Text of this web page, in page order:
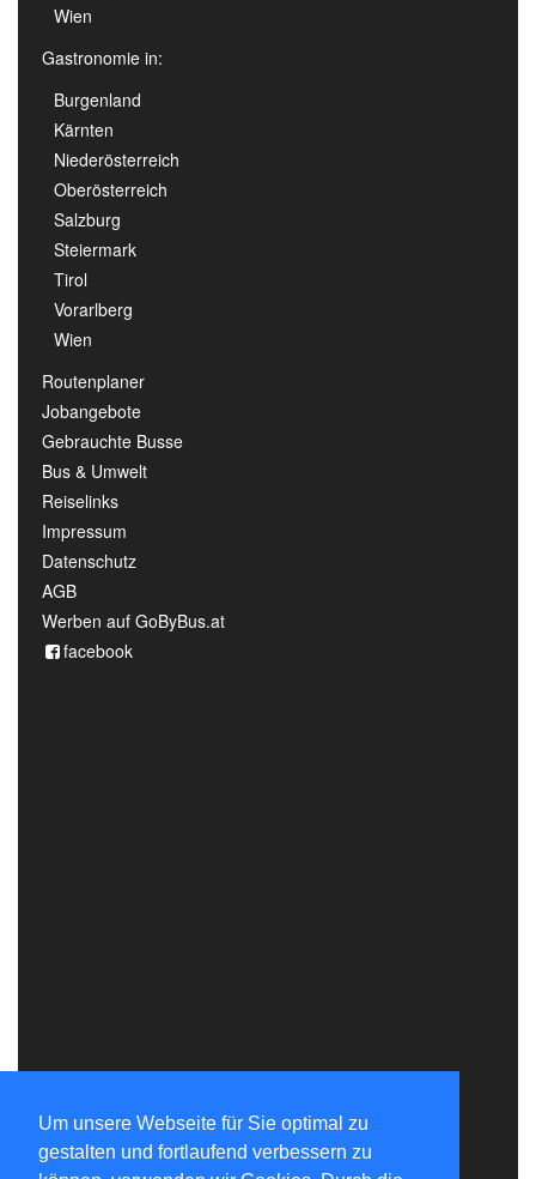
Um unsere Webseite für Sie optimal zu
gestalten und fortlaufend verbessern zu
Wien
Gastronomie in:
Burgenland
Kärnten
Niederösterreich
Oberösterreich
Salzburg
Steiermark
Tirol
Vorarlberg
Wien
Routenplaner
Jobangebote
Gebrauchte Busse
Bus & Umwelt
Reiselinks
Impressum
Datenschutz
AGB
Werben auf GoByBus.at
facebook